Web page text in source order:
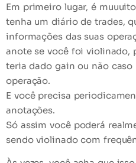
Em primeiro lugar, é
tenha umdiário de trades,
informações das suas
anote se você foi violinado,
teria dado gain ou não caso
operação.
E você precisa
anotações.
Só assim você poderá
sendo violinado com